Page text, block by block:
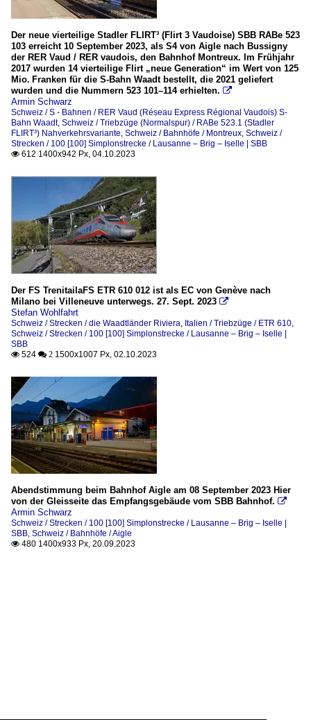
Der neue vierteilige Stadler FLIRT³ (Flirt 3 Vaudoise) SBB RABe 523
103 erreicht 10 September 2023, als S4 von Aigle nach Bussigny
der RER Vaud / RER vaudois, den Bahnhof Montreux. Im Frühjahr
2017 wurden 14 vierteilige Flirt „neue Generation“ im Wert von 125
Mio. Franken für die S-Bahn Waadt bestellt, die 2021 geliefert
wurden und die Nummern 523 101–114 erhielten. 
Armin Schwarz
Schweiz / S - Bahnen / RER Vaud (Réseau Express Régional Vaudois) S-
Bahn Waadt, Schweiz / Triebzüge (Normalspur) / RABe 523.1 (Stadler
FLIRT³) Nahverkehrsvariante, Schweiz / Bahnhöfe / Montreux, Schweiz /
Strecken / 100 [100] Simplonstrecke / Lausanne – Brig – Iselle | SBB
 612 1400x942 Px, 04.10.2023
Der FS TrenitailaFS ETR 610 012 ist als EC von Genève nach
Milano bei Villeneuve unterwegs. 27. Sept. 2023 
Stefan Wohlfahrt
Schweiz / Strecken / die Waadtländer Riviera, Italien / Triebzüge / ETR 610,
Schweiz / Strecken / 100 [100] Simplonstrecke / Lausanne – Brig – Iselle |
SBB
 524  2 1500x1007 Px, 02.10.2023
Abendstimmung beim Bahnhof Aigle am 08 September 2023 Hier
von der Gleisseite das Empfangsgebäude vom SBB Bahnhof. 
Armin Schwarz
Schweiz / Strecken / 100 [100] Simplonstrecke / Lausanne – Brig – Iselle |
SBB, Schweiz / Bahnhöfe / Aigle
 480 1400x933 Px, 20.09.2023